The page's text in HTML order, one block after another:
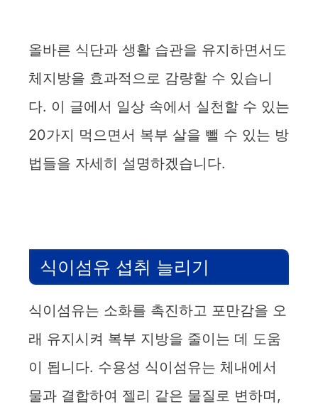
올바른 식단과 생활 습관을 유지하면서도
체지방을 효과적으로 감량할 수 있습니
다. 이 글에서 일상 속에서 실천할 수 있는
20가지 먹으면서 복부 살을 뺄 수 있는 방
법들을 자세히 설명하겠습니다.
식이섬유 섭취 늘리기
식이섬유는 소화를 촉진하고 포만감을 오
래 유지시켜 복부 지방을 줄이는 데 도움
이 됩니다. 수용성 식이섬유는 체내에서
물과 결합하여 젤리 같은 물질로 변하며,